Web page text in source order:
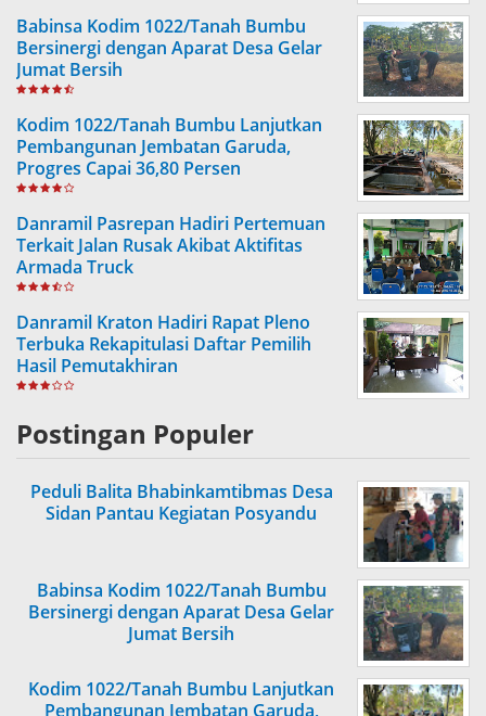
Babinsa Kodim 1022/Tanah Bumbu
Bersinergi dengan Aparat Desa Gelar
Jumat Bersih
Kodim 1022/Tanah Bumbu Lanjutkan
Pembangunan Jembatan Garuda,
Progres Capai 36,80 Persen
Danramil Pasrepan Hadiri Pertemuan
Terkait Jalan Rusak Akibat Aktifitas
Armada Truck
Danramil Kraton Hadiri Rapat Pleno
Terbuka Rekapitulasi Daftar Pemilih
Hasil Pemutakhiran
Postingan Populer
Peduli Balita Bhabinkamtibmas Desa
Sidan Pantau Kegiatan Posyandu
Babinsa Kodim 1022/Tanah Bumbu
Bersinergi dengan Aparat Desa Gelar
Jumat Bersih
Kodim 1022/Tanah Bumbu Lanjutkan
Pembangunan Jembatan Garuda,